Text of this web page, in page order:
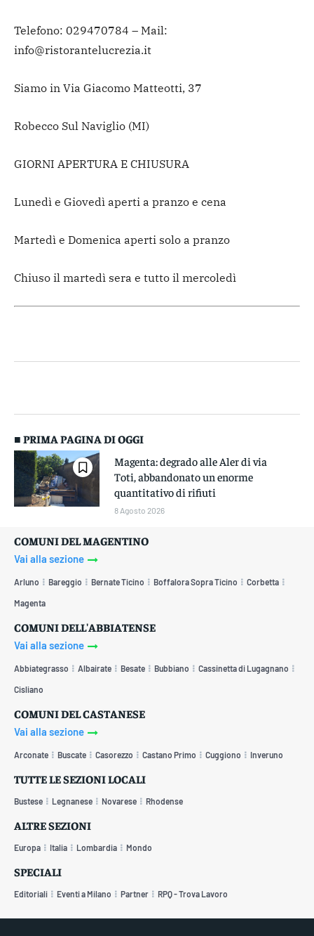
Telefono: 029470784 – Mail:
info@ristorantelucrezia.it
Siamo in Via Giacomo Matteotti, 37
Robecco Sul Naviglio (MI)
GIORNI APERTURA E CHIUSURA
Lunedì e Giovedì aperti a pranzo e cena
Martedì e Domenica aperti solo a pranzo
Chiuso il martedì sera e tutto il mercoledì
■ PRIMA PAGINA DI OGGI
Magenta: degrado alle Aler di via
Toti, abbandonato un enorme
quantitativo di rifiuti
8 Agosto 2026
COMUNI DEL MAGENTINO
Vai alla sezione
Arluno Bareggio Bernate Ticino Boffalora Sopra Ticino Corbetta
Magenta
COMUNI DELL'ABBIATENSE
Vai alla sezione
Abbiategrasso Albairate Besate Bubbiano Cassinetta di Lugagnano
Cisliano
COMUNI DEL CASTANESE
Vai alla sezione
Arconate Buscate Casorezzo Castano Primo Cuggiono Inveruno
TUTTE LE SEZIONI LOCALI
Bustese Legnanese Novarese Rhodense
ALTRE SEZIONI
Europa Italia Lombardia Mondo
SPECIALI
Editoriali Eventi a Milano Partner RPQ - Trova Lavoro